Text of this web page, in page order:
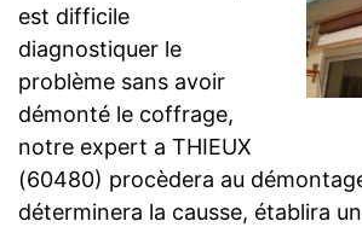
est difficile
diagnostiquer le
problème sans avoir
démonté le coffrage,
notre expert a THIEUX
(60480) procèdera au
déterminera la causse, établira